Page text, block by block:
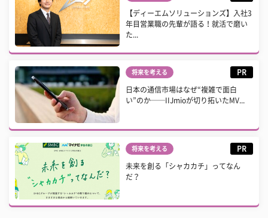
【ディーエムソリューションズ】入社3
年目営業職の先輩が語る！就活で磨い
た...
将来を考える PR
日本の通信市場はなぜ“複雑で面白
い”のか──IIJmioが切り拓いたMV...
将来を考える PR
未来を創る「シャカカチ」ってなん
だ？